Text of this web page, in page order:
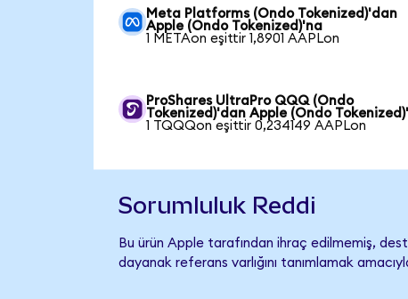
Meta Platforms (Ondo Tokenized)'dan
Apple (Ondo Tokenized)'na
1 METAon eşittir 1,8901 AAPLon
ProShares UltraPro QQQ (Ondo
Tokenized)'dan Apple (Ondo
1 TQQQon eşittir 0,234149 AAPLon
Sorumluluk Reddi
Bu ürün Apple tarafından ihraç edilmemiş,
dayanak referans varlığını tanımlamak